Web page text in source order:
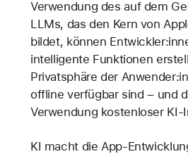
Verwendung des auf dem
LLMs, das den Kern von
bildet, können
intelligente Funktionen
Privatsphäre der
offline verfügbar sind – und
Verwendung kostenloser KI-
KI macht die App-